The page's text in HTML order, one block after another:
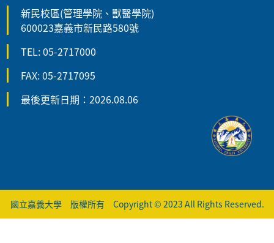
新民校區(管理學院、獸醫學院)
600023嘉義市新民路580號
TEL: 05-2717000
FAX: 05-2717095
最後更新日期：2026.08.06
國立嘉義大學 版權所有 Copyright © 2023 All Rights Reserved.